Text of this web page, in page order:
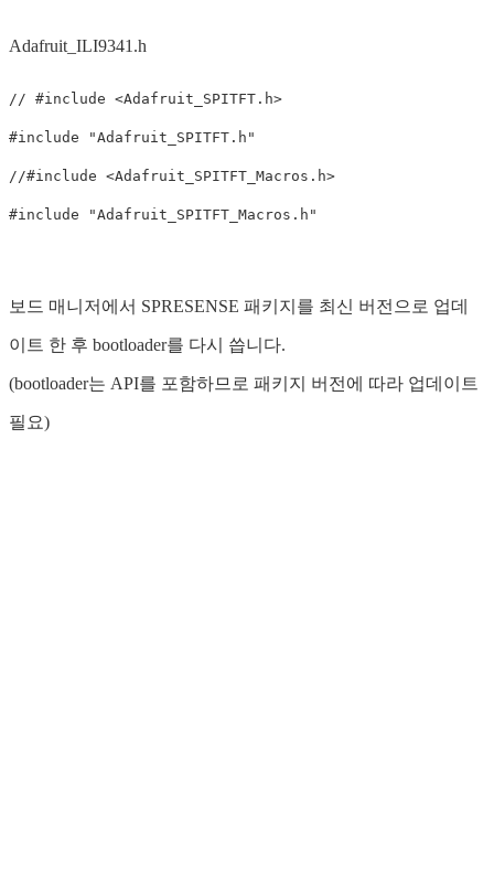
Adafruit_ILI9341.h
// #include <Adafruit_SPITFT.h>
//#include <Adafruit_SPITFT_Macros.h>
보드 매니저에서 SPRESENSE 패키지를 최신 버전으로 업데
이트 한 후 bootloader를 다시 씁니다.
(bootloader는 API를 포함하므로 패키지 버전에 따라 업데이트
필요)